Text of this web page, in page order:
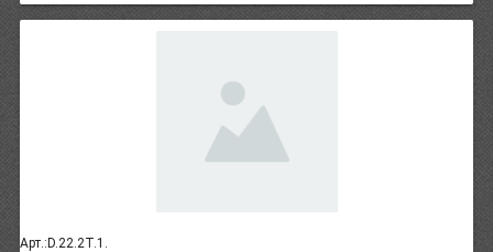
Арт.:D.22.2T.1.